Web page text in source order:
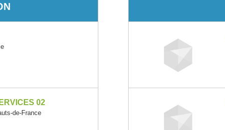
02
de-France